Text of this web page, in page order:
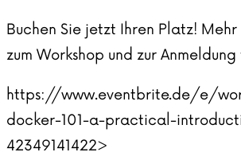
Buchen Sie jetzt Ihren Platz!
zum Workshop und zur
https://www.eventbrite.de/e/
docker-101-a-practical-
42349141422>